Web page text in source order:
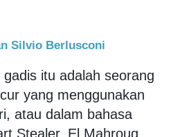
Silvio Berlusconi
itu adalah seorang
yang menggunakan
atau dalam bahasa
Stealer. El Mahroug